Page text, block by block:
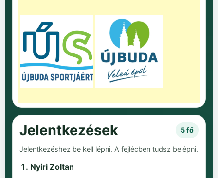
Jelentkezések 5 fő
Jelentkezéshez be kell lépni. A fejlécben tudsz belépni.
Nyiri Zoltan